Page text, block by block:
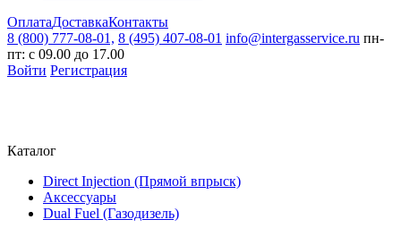
ОплатаДоставкаКонтакты
8 (800) 777-08-01, 8 (495) 407-08-01 info@intergasservice.ru пн-
пт: с 09.00 до 17.00
Войти Регистрация
Каталог
Direct Injection (Прямой впрыск)
Аксессуары
Dual Fuel (Газодизель)